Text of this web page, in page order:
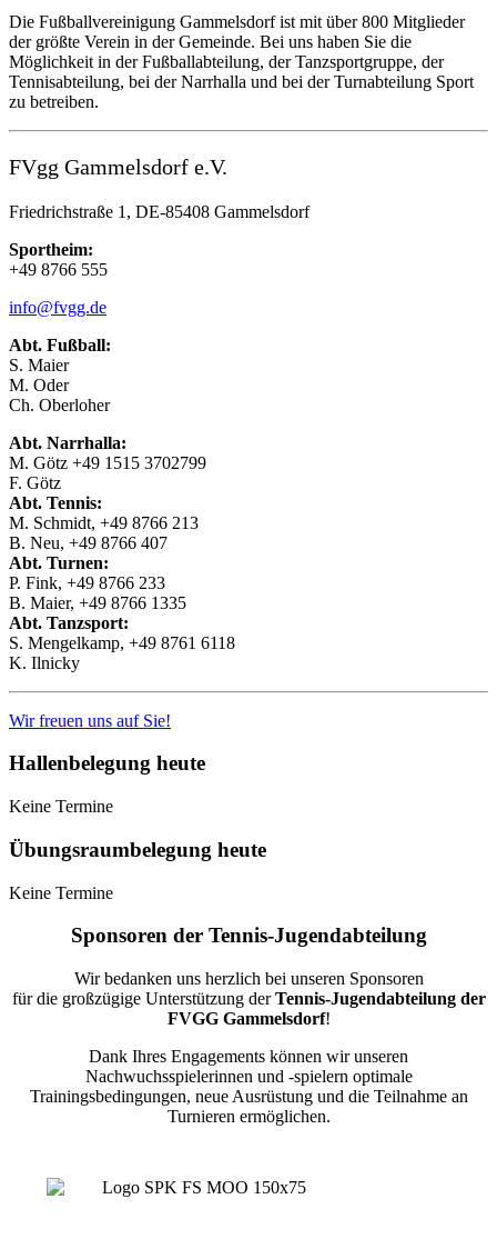
Die Fußballvereinigung Gammelsdorf ist mit über 800 Mitglieder
der größte Verein in der Gemeinde. Bei uns haben Sie die
Möglichkeit in der Fußballabteilung, der Tanzsportgruppe, der
Tennisabteilung, bei der Narrhalla und bei der Turnabteilung Sport
zu betreiben.
FVgg Gammelsdorf e.V.
Friedrichstraße 1, DE-85408 Gammelsdorf
Sportheim:
+49 8766 555
info@fvgg.de
Abt. Fußball:
S. Maier
M. Oder
Ch. Oberloher
Abt. Narrhalla:
M. Götz +49 1515 3702799
F. Götz
Abt. Tennis:
M. Schmidt, +49 8766 213
B. Neu, +49 8766 407
Abt. Turnen:
P. Fink, +49 8766 233
B. Maier, +49 8766 1335
Abt. Tanzsport:
S. Mengelkamp, +49 8761 6118
K. Ilnicky
Wir freuen uns auf Sie!
Hallenbelegung heute
Keine Termine
Übungsraumbelegung heute
Keine Termine
Sponsoren der Tennis-Jugendabteilung
Wir bedanken uns herzlich bei unseren Sponsoren
für die großzügige Unterstützung derTennis-Jugendabteilung der
FVGG Gammelsdorf!
Dank Ihres Engagements können wir unseren
Nachwuchsspielerinnen und -spielern optimale
Trainingsbedingungen, neue Ausrüstung und die Teilnahme an
Turnieren ermöglichen.